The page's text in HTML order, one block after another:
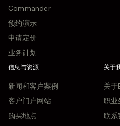
Commander
预约演示
申请定价
业务计划
信息与资源
新闻和客户案例
客户门户网站
购买地点
关于
关
职业
联系